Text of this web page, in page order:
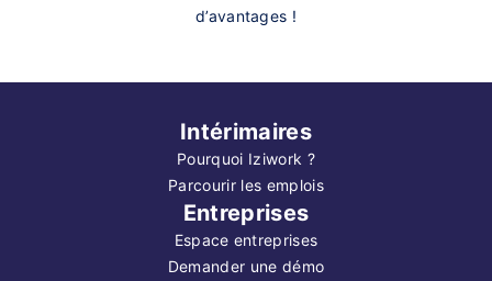
d’avantages !
Intérimaires
Pourquoi Iziwork ?
Parcourir les emplois
Entreprises
Espace entreprises
Demander une démo